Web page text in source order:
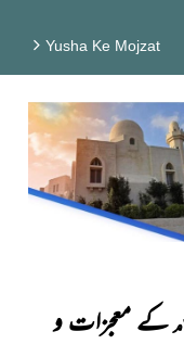
Yusha Ke Mojzat
کے معجزات و